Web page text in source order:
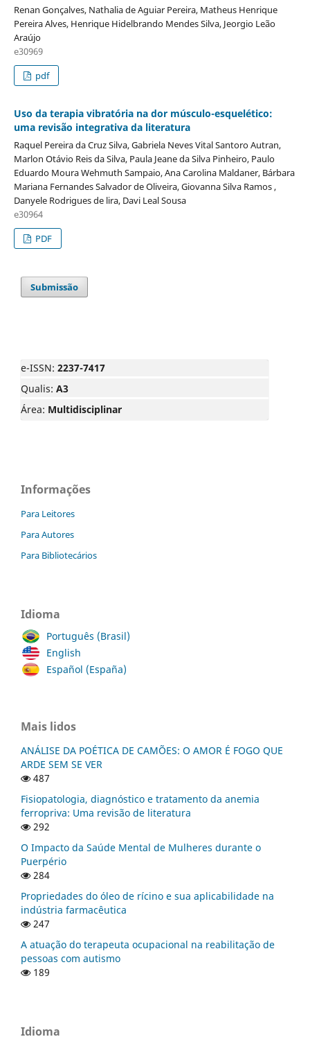
Renan Gonçalves, Nathalia de Aguiar Pereira, Matheus Henrique
Pereira Alves, Henrique Hidelbrando Mendes Silva, Jeorgio Leão
Araújo
e30969
pdf
Uso da terapia vibratória na dor músculo-esquelético:
uma revisão integrativa da literatura
Raquel Pereira da Cruz Silva, Gabriela Neves Vital Santoro Autran,
Marlon Otávio Reis da Silva, Paula Jeane da Silva Pinheiro, Paulo
Eduardo Moura Wehmuth Sampaio, Ana Carolina Maldaner, Bárbara
Mariana Fernandes Salvador de Oliveira, Giovanna Silva Ramos ,
Danyele Rodrigues de lira, Davi Leal Sousa
e30964
PDF
Submissão
e-ISSN: 2237-7417
Qualis: A3
Área: Multidisciplinar
Informações
Para Leitores
Para Autores
Para Bibliotecários
Idioma
Português (Brasil)
English
Español (España)
Mais lidos
ANÁLISE DA POÉTICA DE CAMÕES: O AMOR É FOGO QUE
ARDE SEM SE VER
487
Fisiopatologia, diagnóstico e tratamento da anemia
ferropriva: Uma revisão de literatura
292
O Impacto da Saúde Mental de Mulheres durante o
Puerpério
284
Propriedades do óleo de rícino e sua aplicabilidade na
indústria farmacêutica
247
A atuação do terapeuta ocupacional na reabilitação de
pessoas com autismo
189
Idioma